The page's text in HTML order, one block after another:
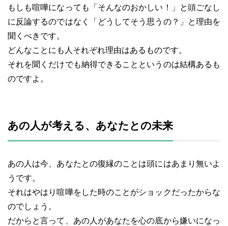
もしも喧嘩になっても「そんなのおかしい！」と頭ごなし
に反論するのではなく「どうしてそう思うの？」と理由を
聞くべきです。
どんなことにも人それぞれ理由はあるものです。
それを聞くだけでも納得できることというのは結構あるも
のですよ。
あの人が考える、あなたとの未来
あの人は今、あなたとの復縁のことは頭にはあまり無いよ
うです。
それはやはり喧嘩をした時のことがショックだったからな
のでしょう。
だからと言って、あの人があなたを心の底から嫌いになっ